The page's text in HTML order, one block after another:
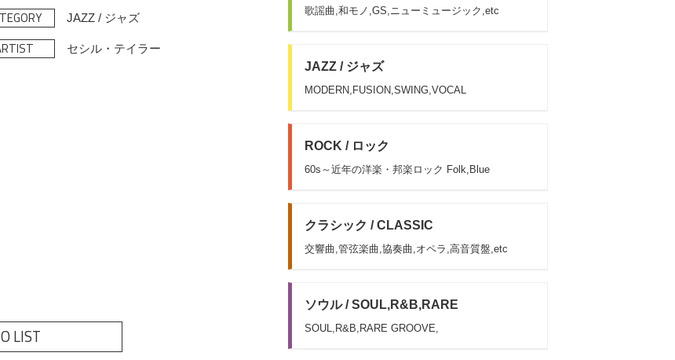
JAZZ / ジャズ
セシル・テイラー
LIST
歌謡曲,和モノ,GS,ニューミュージック,etc
JAZZ / ジャズ
MODERN,FUSION,SWING,VOCAL
ROCK / ロック
60s～近年の洋楽・邦楽ロック Folk,Blue
クラシック / CLASSIC
交響曲,管弦楽曲,協奏曲,オペラ,高音質盤,etc
ソウル / SOUL,R&B,RARE
SOUL,R&B,RARE GROOVE,